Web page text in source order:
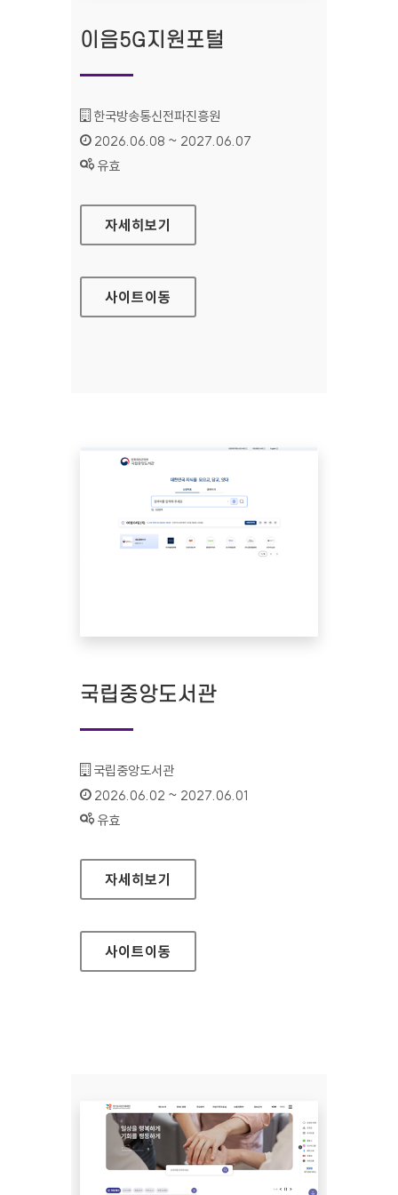
이음5G지원포털
기관명 :
한국방송통신전파진흥원
인증기간 :
2026.06.08 ~ 2027.06.07
상태 :
유효
이음5G지원포털
자세히보기
사이트이동
국립중앙도서관
기관명 :
국립중앙도서관
인증기간 :
2026.06.02 ~ 2027.06.01
상태 :
유효
국립중앙도서관
자세히보기
사이트이동